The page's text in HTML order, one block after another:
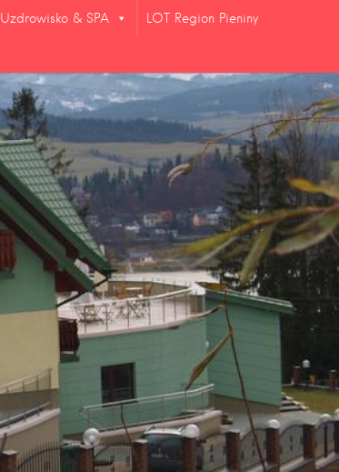
Uzdrowisko & SPA LOT Region Pieniny